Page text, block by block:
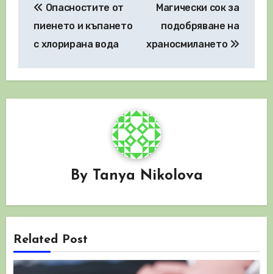
Опасностите от
пиенето и къпането
с хлорирана вода
Магически сок за
подобряване на
храносмилането
By Tanya Nikolova
Related Post